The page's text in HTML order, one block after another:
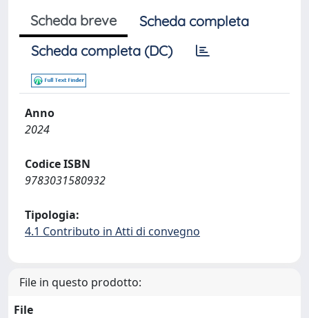
Scheda breve
Scheda completa
Scheda completa (DC)
Anno
2024
Codice ISBN
9783031580932
Tipologia:
4.1 Contributo in Atti di convegno
File in questo prodotto:
File